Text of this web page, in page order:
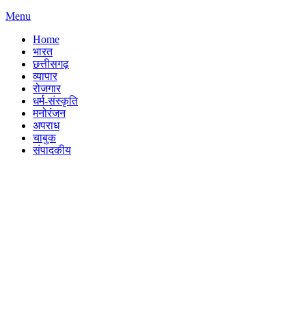
Menu
Home
भारत
छत्तीसगढ़
व्यापार
रोजगार
धर्म-संस्कृति
मनोरंजन
अपराध
चाबुक
संपादकीय